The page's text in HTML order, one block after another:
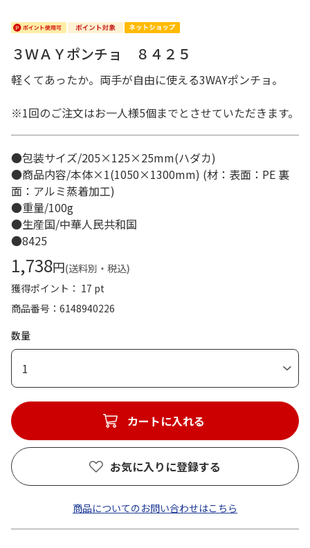
３ＷＡＹポンチョ ８４２５
軽くてあったか。両手が自由に使える3WAYポンチョ。
※1回のご注文はお一人様5個までとさせていただきます。
●包装サイズ/205×125×25mm(ハダカ)
●商品内容/本体×1(1050×1300mm) (材：表面：PE 裏
面：アルミ蒸着加工)
●重量/100g
●生産国/中華人民共和国
●8425
1,738円(送料別・税込)
獲得ポイント： 17 pt
商品番号
6148940226
数量
1
カートに入れる
お気に入りに登録する
商品についてのお問い合わせはこちら